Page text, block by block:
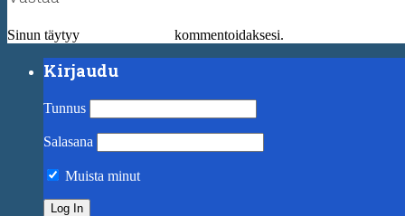
Sinun täytyy kommentoidaksesi.
Kirjaudu
Tunnus
Salasana
Muista minut